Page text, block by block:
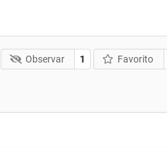
Observar 1 Favorito